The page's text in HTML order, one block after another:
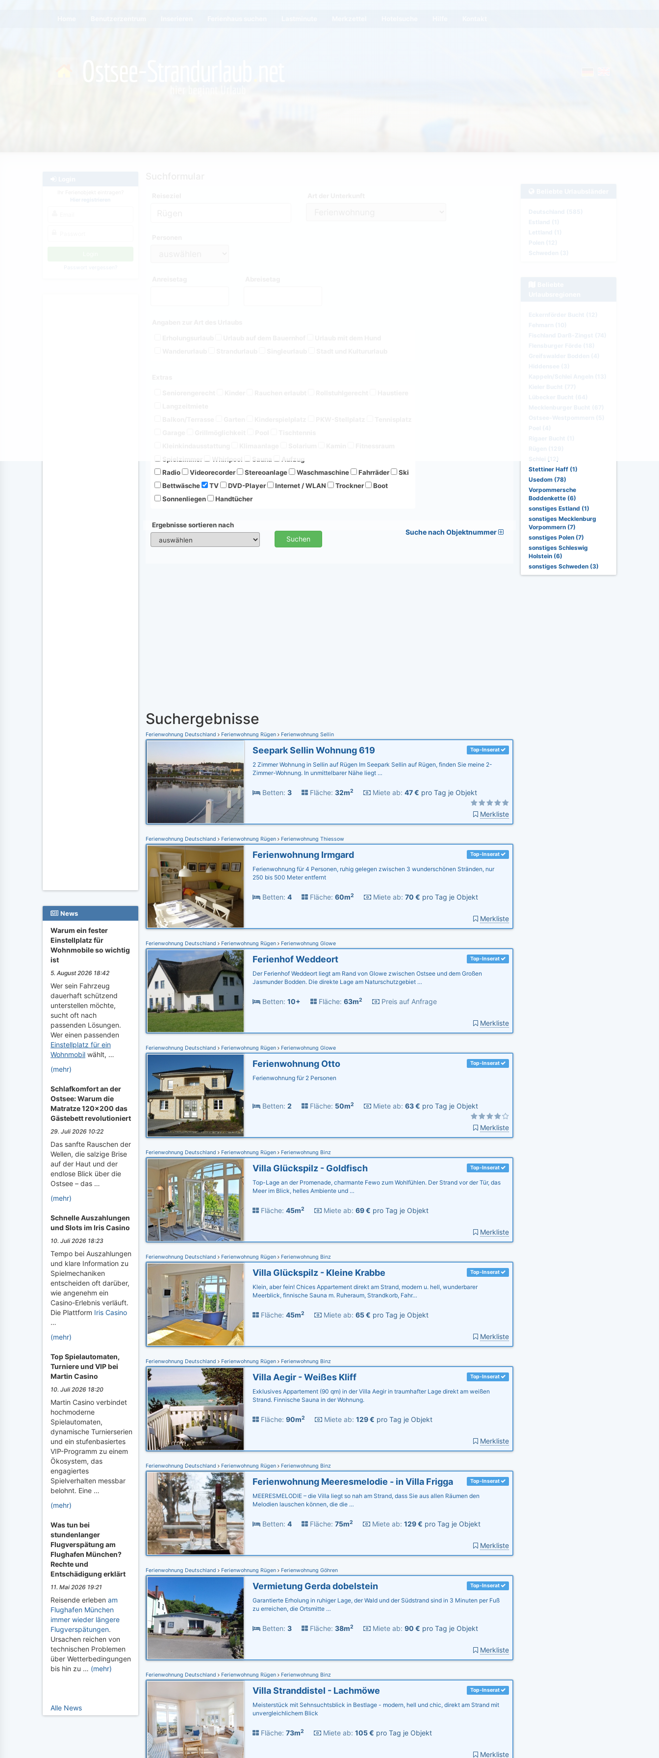
News
Warum ein fester
Einstellplatz für
Wohnmobile so wichtig
ist
5. August 2026 18:42
Wer sein Fahrzeug
dauerhaft schützend
unterstellen möchte,
sucht oft nach
passenden Lösungen.
Wer einen passenden
Einstellplatz für ein
Wohnmobil wählt, …
(mehr)
Schlafkomfort an der
Ostsee: Warum die
Matratze 120x200 das
Gästebett revolutioniert
29. Juli 2026 10:22
Das sanfte Rauschen der
Wellen, die salzige Brise
auf der Haut und der
endlose Blick über die
Ostsee – das …
(mehr)
Schnelle Auszahlungen
und Slots im Iris Casino
10. Juli 2026 18:23
Tempo bei Auszahlungen
und klare Information zu
Spielmechaniken
entscheiden oft darüber,
wie angenehm ein
Casino-Erlebnis verläuft.
Die Plattform Iris Casino
…
(mehr)
Top Spielautomaten,
Turniere und VIP bei
Martin Casino
10. Juli 2026 18:20
Martin Casino verbindet
hochmoderne
Spielautomaten,
dynamische Turnierserien
und ein stufenbasiertes
VIP-Programm zu einem
Ökosystem, das
engagiertes
Spielverhalten messbar
belohnt. Eine …
(mehr)
Was tun bei
stundenlanger
Flugverspätung am
Flughafen München?
Rechte und
Entschädigung erklärt
11. Mai 2026 19:21
Reisende erleben am
Flughafen München
immer wieder längere
Flugverspätungen.
Ursachen reichen von
technischen Problemen
über Wetterbedingungen
bis hin zu … (mehr)
Alle News
Radio
Videorecorder Stereoanlage Waschmaschine Fahrräder
Ski
Bettwäsche
TV DVD-Player Internet / WLAN Trockner
Boot
Sonnenliegen
Handtücher
Ergebnisse sortieren nach
Suchen
Suche nach Objektnummer
Suchergebnisse
Ferienwohnung Deutschland Ferienwohnung Rügen Ferienwohnung Sellin
Top-Inserat
Seepark Sellin Wohnung 619
2 Zimmer Wohnung in Sellin auf Rügen Im Seepark Sellin auf Rügen, finden Sie meine 2-
Zimmer-Wohnung. In unmittelbarer Nähe liegt …
Betten: 3 Fläche: 32m2 Miete ab: 47 € pro Tag je Objekt
Merkliste
Ferienwohnung Deutschland Ferienwohnung Rügen Ferienwohnung Thiessow
Top-Inserat
Ferienwohnung Irmgard
Ferienwohnung für 4 Personen, ruhig gelegen zwischen 3 wunderschönen Stränden, nur
250 bis 500 Meter entfernt
Betten: 4 Fläche: 60m2 Miete ab: 70 € pro Tag je Objekt
Merkliste
Ferienwohnung Deutschland Ferienwohnung Rügen Ferienwohnung Glowe
Top-Inserat
Ferienhof Weddeort
Der Ferienhof Weddeort liegt am Rand von Glowe zwischen Ostsee und dem Großen
Jasmunder Bodden. Die direkte Lage am Naturschutzgebiet …
Betten: 10+ Fläche: 63m2 Preis auf Anfrage
Merkliste
Ferienwohnung Deutschland Ferienwohnung Rügen Ferienwohnung Glowe
Top-Inserat
Ferienwohnung Otto
Ferienwohnung für 2 Personen
Betten: 2 Fläche: 50m2 Miete ab: 63 € pro Tag je Objekt
Merkliste
Ferienwohnung Deutschland Ferienwohnung Rügen Ferienwohnung Binz
Top-Inserat
Villa Glückspilz - Goldfisch
Top-Lage an der Promenade, charmante Fewo zum Wohlfühlen. Der Strand vor der Tür, das
Meer im Blick, helles Ambiente und …
Fläche: 45m2 Miete ab: 69 € pro Tag je Objekt
Merkliste
Ferienwohnung Deutschland Ferienwohnung Rügen Ferienwohnung Binz
Top-Inserat
Villa Glückspilz - Kleine Krabbe
Klein, aber fein! Chices Appartement direkt am Strand, modern u. hell, wunderbarer
Meerblick, finnische Sauna m. Ruheraum, Strandkorb, Fahr…
Fläche: 45m2 Miete ab: 65 € pro Tag je Objekt
Merkliste
Ferienwohnung Deutschland Ferienwohnung Rügen Ferienwohnung Binz
Top-Inserat
Villa Aegir - Weißes Kliff
Exklusives Appartement (90 qm) in der Villa Aegir in traumhafter Lage direkt am weißen
Strand. Finnische Sauna in der Wohnung.
Fläche: 90m2 Miete ab: 129 € pro Tag je Objekt
Merkliste
Ferienwohnung Deutschland Ferienwohnung Rügen Ferienwohnung Binz
Top-Inserat
Ferienwohnung Meeresmelodie - in Villa Frigga
MEERESMELODIE – die Villa liegt so nah am Strand, dass Sie aus allen Räumen den
Melodien lauschen können, die die …
Betten: 4 Fläche: 75m2 Miete ab: 129 € pro Tag je Objekt
Merkliste
Ferienwohnung Deutschland Ferienwohnung Rügen Ferienwohnung Göhren
Top-Inserat
Vermietung Gerda dobelstein
Garantierte Erholung in ruhiger Lage, der Wald und der Südstrand sind in 3 Minuten per Fuß
zu erreichen, die Ortsmitte …
Betten: 3 Fläche: 38m2 Miete ab: 90 € pro Tag je Objekt
Merkliste
Ferienwohnung Deutschland Ferienwohnung Rügen Ferienwohnung Binz
Top-Inserat
Villa Stranddistel - Lachmöwe
Meisterstück mit Sehnsuchtsblick in Bestlage - modern, hell und chic, direkt am Strand mit
unvergleichlichem Blick
Fläche: 73m2 Miete ab: 105 € pro Tag je Objekt
Merkliste
Stettiner Haff (1)
Usedom (78)
Vorpommersche
Boddenkette (6)
sonstiges Estland (1)
sonstiges Mecklenburg
Vorpommern (7)
sonstiges Polen (7)
sonstiges Schleswig
Holstein (6)
sonstiges Schweden (3)